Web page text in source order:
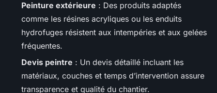
Peinture extérieure : Des produits adaptés
comme les résines acryliques ou les enduits
hydrofuges résistent aux intempéries et aux gelées
fréquentes.
Devis peintre : Un devis détaillé incluant les
matériaux, couches et temps d’intervention assure
transparence et qualité du chantier.